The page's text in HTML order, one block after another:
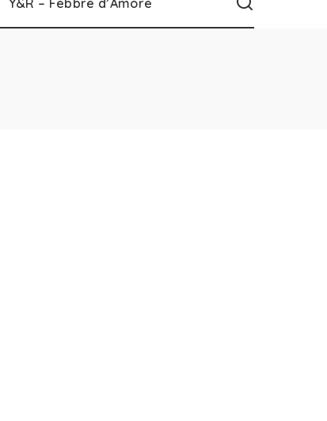
Y&R – Febbre d’Amore